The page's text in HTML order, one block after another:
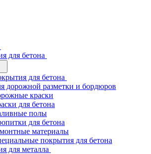
для бетона
для бетона
дорожной разметки и бордюров
краски
для бетона
полы
для бетона
материалы
покрытия для бетона
для металла